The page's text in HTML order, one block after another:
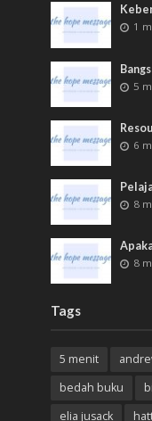
1
5
6
8
8
Tags
5 menit
bedah buku
elia jusack